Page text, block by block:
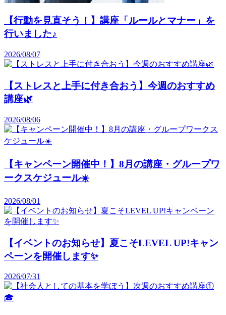
【行動を見直そう！】講座「ルールとマナー」を
行いました♪
2026/08/07
【ストレスと上手に付き合おう】今週のおすすめ
講座🌿
2026/08/06
【キャンペーン開催中！】8月の講座・グループワ
ークスケジュール☀️
2026/08/01
【イベントのお知らせ】夏こそLEVEL UP!キャン
ペーンを開催します✨️
2026/07/31